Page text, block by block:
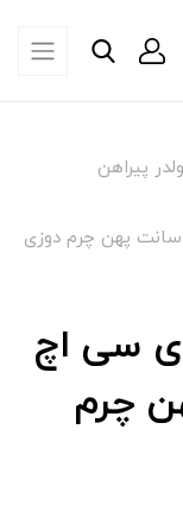
پیراهن
هولدر پیراهن کمربندی سی اچ آر مدل 3/5 سانت پهن چرم دوزی
سی اچ
پهن چرم